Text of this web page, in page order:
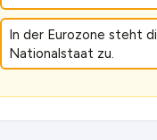
In der Eurozone steht
Nationalstaat zu.